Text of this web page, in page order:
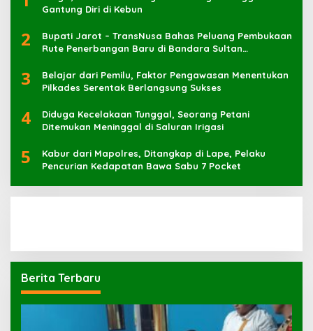
Gantung Diri di Kebun
2
Bupati Jarot – TransNusa Bahas Peluang Pembukaan
Rute Penerbangan Baru di Bandara Sultan
3
Belajar dari Pemilu, Faktor Pengawasan Menentukan
Pilkades Serentak Berlangsung Sukses
4
Diduga Kecelakaan Tunggal, Seorang Petani
Ditemukan Meninggal di Saluran Irigasi
5
Kabur dari Mapolres, Ditangkap di Lape, Pelaku
Pencurian Kedapatan Bawa Sabu 7 Pocket
Berita Terbaru